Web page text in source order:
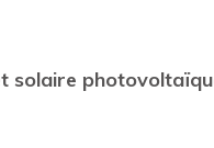
solaire